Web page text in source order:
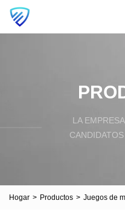
LA
Hogar > Productos > Juegos de